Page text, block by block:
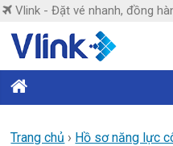
Skip
content
Vlink - Đặt vé nhanh, đồng
Vlink
nhanh,
Trang chủ › Hồ sơ năng lực